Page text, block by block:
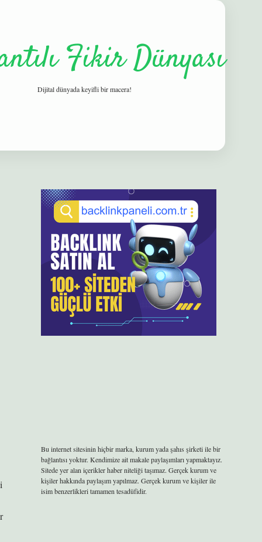
Fikir Dünyası
Dijital dünyada keyifli bir macera!
Bu internet sitesinin hiçbir marka, kurum yada şahıs şirketi ile bir
bağlantısı yoktur. Kendimize ait makale paylaşımları yapmaktayız.
Sitede yer alan içerikler haber niteliği taşımaz. Gerçek kurum ve
kişiler hakkında paylaşım yapılmaz. Gerçek kurum ve kişiler ile
isim benzerlikleri tamamen tesadüfidir.